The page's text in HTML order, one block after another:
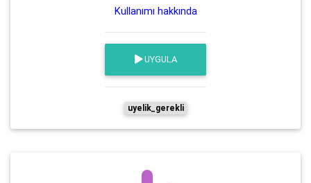
Kullanımı hakkında
UYGULA
uyelik_gerekli